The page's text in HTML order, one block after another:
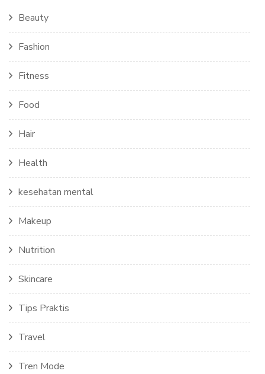
Beauty
Fashion
Fitness
Food
Hair
Health
kesehatan mental
Makeup
Nutrition
Skincare
Tips Praktis
Travel
Tren Mode